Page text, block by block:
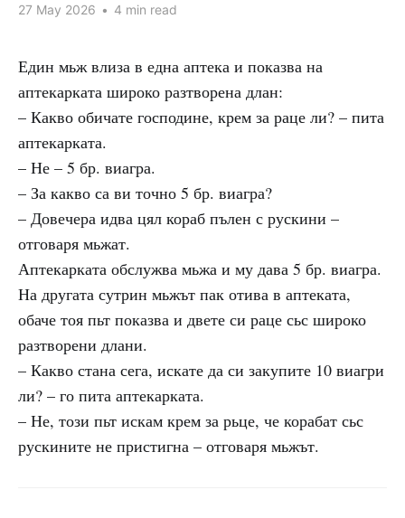
27 May 2026 • 4 min read
Един мьж влиза в една аптека и показва на
аптекарката широко разтворена длан:
– Какво обичате господине, крем за раце ли? – пита
аптекарката.
– Не – 5 бр. виагра.
– За какво са ви точно 5 бр. виагра?
– Довечера идва цял кораб пълен с рускини –
отговаря мьжат.
Аптекарката обслужва мьжа и му дава 5 бр. виагра.
На другата сутрин мьжът пак отива в аптеката,
обаче тоя пьт показва и двете си раце сьс широко
разтворени длани.
– Какво стана сега, искате да си закупите 10 виагри
ли? – го пита аптекарката.
– Не, този пьт искам крем за рьце, че корабат сьс
рускините не пристигна – отговаря мьжът.